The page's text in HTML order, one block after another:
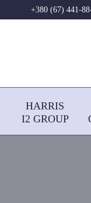
+380 (67) 441-
HARRIS
І2 GROUP